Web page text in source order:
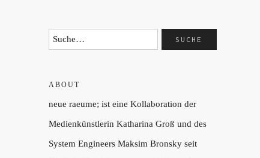
ABOUT
neue raeume; ist eine Kollaboration der
Medienkünstlerin Katharina Groß und des
System Engineers Maksim Bronsky seit